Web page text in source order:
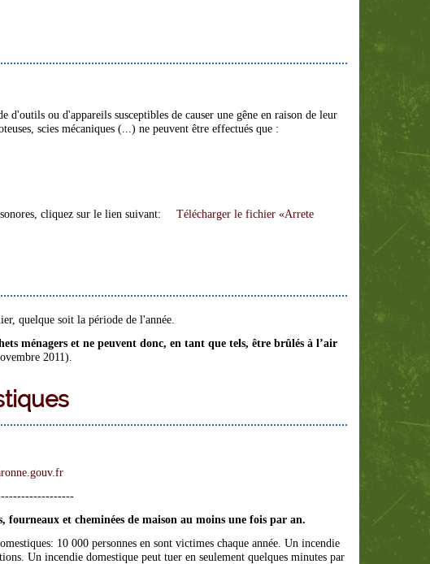
ou d'appareils susceptibles de causer une gêne en raison de leur
scies mécaniques (...) ne peuvent être effectués que :
cliquez sur le lien suivant:
Télécharger le fichier «Arrete
quelque soit la période de l'année.
ménagers et ne peuvent donc, en tant que tels, être brûlés à l’air
2011).
et cheminées de maison au moins une fois par an.
10 000 personnes en sont victimes chaque année. Un incendie
Un incendie domestique peut tuer en seulement quelques minutes par